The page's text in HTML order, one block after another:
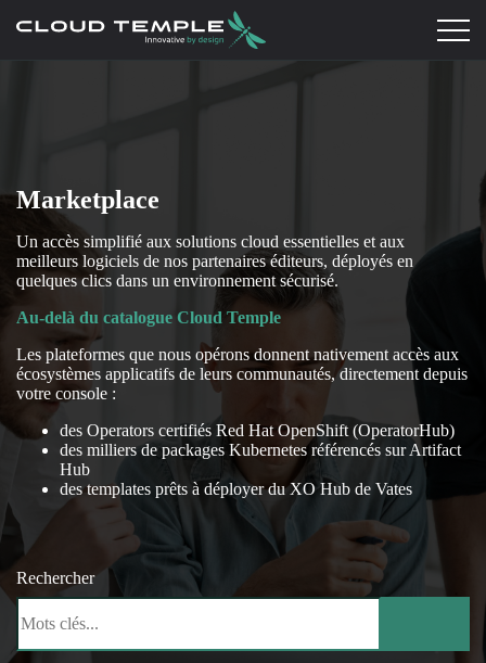
Marketplace
Un accès simplifié aux solutions cloud essentielles et aux
meilleurs logiciels de nos partenaires éditeurs, déployés en
quelques clics dans un environnement sécurisé.
Au-delà du catalogue Cloud Temple
Les plateformes que nous opérons donnent nativement accès aux
écosystèmes applicatifs de leurs communautés, directement depuis
votre console :
des Operators certifiés Red Hat OpenShift (OperatorHub)
des milliers de packages Kubernetes référencés sur Artifact
Hub
des templates prêts à déployer du XO Hub de Vates
Rechercher